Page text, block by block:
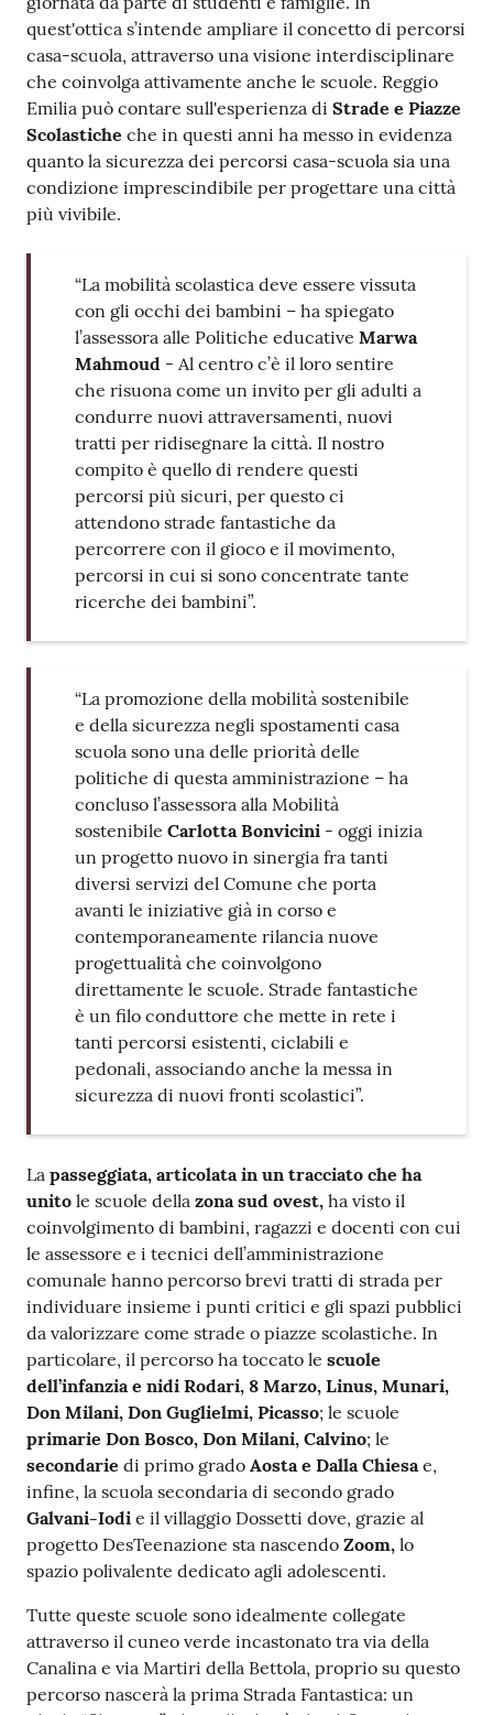
quest'ottica s’intende ampliare il concetto di percorsi
casa-scuola, attraverso una visione interdisciplinare
che coinvolga attivamente anche le scuole. Reggio
Emilia può contare sull'esperienza di Strade e Piazze
Scolastiche che in questi anni ha messo in evidenza
quanto la sicurezza dei percorsi casa-scuola sia una
condizione imprescindibile per progettare una città
più vivibile.
“La mobilità scolastica deve essere vissuta
con gli occhi dei bambini – ha spiegato
l’assessora alle Politiche educative Marwa
Mahmoud - Al centro c’è il loro sentire
che risuona come un invito per gli adulti a
condurre nuovi attraversamenti, nuovi
tratti per ridisegnare la città. Il nostro
compito è quello di rendere questi
percorsi più sicuri, per questo ci
attendono strade fantastiche da
percorrere con il gioco e il movimento,
percorsi in cui si sono concentrate tante
ricerche dei bambini”.
“La promozione della mobilità sostenibile
e della sicurezza negli spostamenti casa
scuola sono una delle priorità delle
politiche di questa amministrazione – ha
concluso l’assessora alla Mobilità
sostenibile Carlotta Bonvicini - oggi inizia
un progetto nuovo in sinergia fra tanti
diversi servizi del Comune che porta
avanti le iniziative già in corso e
contemporaneamente rilancia nuove
progettualità che coinvolgono
direttamente le scuole. Strade fantastiche
è un filo conduttore che mette in rete i
tanti percorsi esistenti, ciclabili e
pedonali, associando anche la messa in
sicurezza di nuovi fronti scolastici”.
La passeggiata, articolata in un tracciato che ha
unito le scuole della zona sud ovest, ha visto il
coinvolgimento di bambini, ragazzi e docenti con cui
le assessore e i tecnici dell’amministrazione
comunale hanno percorso brevi tratti di strada per
individuare insieme i punti critici e gli spazi pubblici
da valorizzare come strade o piazze scolastiche. In
particolare, il percorso ha toccato le scuole
dell’infanzia e nidi Rodari, 8 Marzo, Linus, Munari,
Don Milani, Don Guglielmi, Picasso; le scuole
primarie Don Bosco, Don Milani, Calvino; le
secondarie di primo grado Aosta e Dalla Chiesae,
infine, la scuola secondaria di secondo grado
Galvani-Iodi e il villaggio Dossetti dove, grazie al
progetto DesTeenazione sta nascendo Zoom, lo
spazio polivalente dedicato agli adolescenti.
Tutte queste scuole sono idealmente collegate
attraverso il cuneo verde incastonato tra via della
Canalina e via Martiri della Bettola, proprio su questo
percorso nascerà la prima Strada Fantastica: un